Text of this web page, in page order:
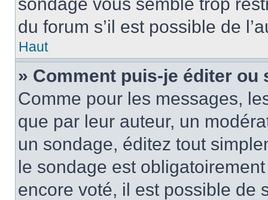
du forum s’il est possible de
Haut
» Comment puis-je éditer ou
Comme pour les messages,
que par leur auteur, un
un sondage, éditez tout
le sondage est
encore voté, il est possible de